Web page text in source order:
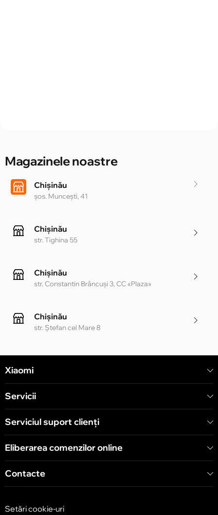
Magazinele noastre
Chișinău
șos. Muncești, 41
Chișinău
str. Tighina 55
Chișinău
str. Constantin Brâncuși 3, CC «Plaza»
Chișinău
str. Ștefan cel Mare 8
Chișinău
str. Arborilor 21, CC «Shopping MallDova»
Xiaomi
Servicii
Serviciul suport clienţi
Eliberarea comenzilor online
Contacte
Setări cookie-uri